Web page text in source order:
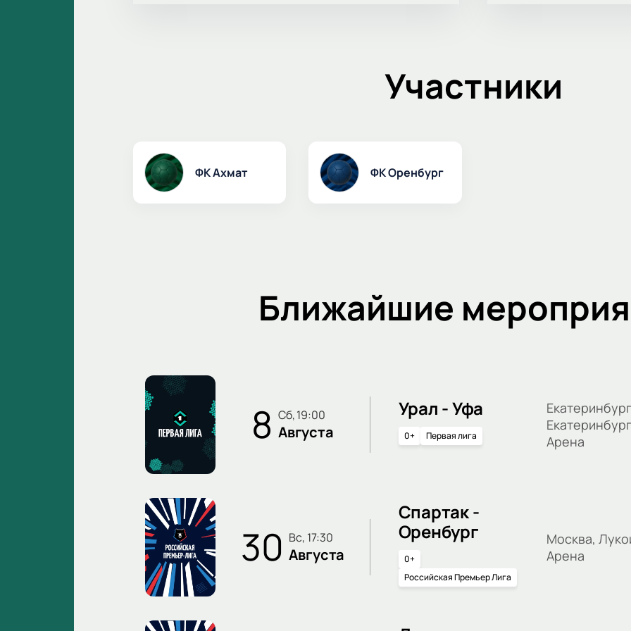
Участники
ФК Ахмат ФК Оренбург
Ближайшие
8 сб, 19:00
Августа
Урал - Уфа
0+ Первая лига
Екатеринбург
Арена
30 вс, 17:30
Августа
Спартак -
Оренбург
0+
Российская Премьер Лига
Москва,
Арена